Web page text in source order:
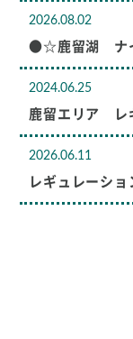
2026.08.02
●☆鹿留湖 ナ
2024.06.25
鹿留エリア レ
2026.06.11
レギュレーシ